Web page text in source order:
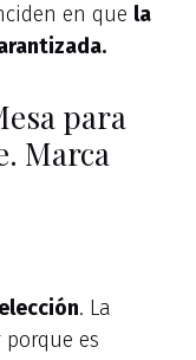
en que la
para
Marca
. La
es